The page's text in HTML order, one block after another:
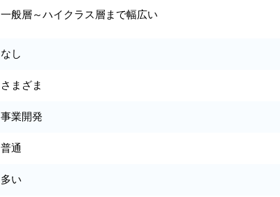
一般層～ハイクラス層まで幅広い
なし
さまざま
事業開発
普通
多い